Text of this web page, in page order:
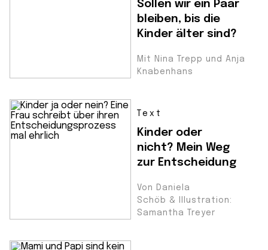
Sollen wir ein Paar
bleiben, bis die
Kinder älter sind?
Mit Nina Trepp und Anja
Knabenhans
Text
Kinder oder
nicht? Mein Weg
zur Entscheidung
Von Daniela
Schöb & Illustration:
Samantha Treyer